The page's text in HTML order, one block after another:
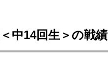
中14回生＞の戦績